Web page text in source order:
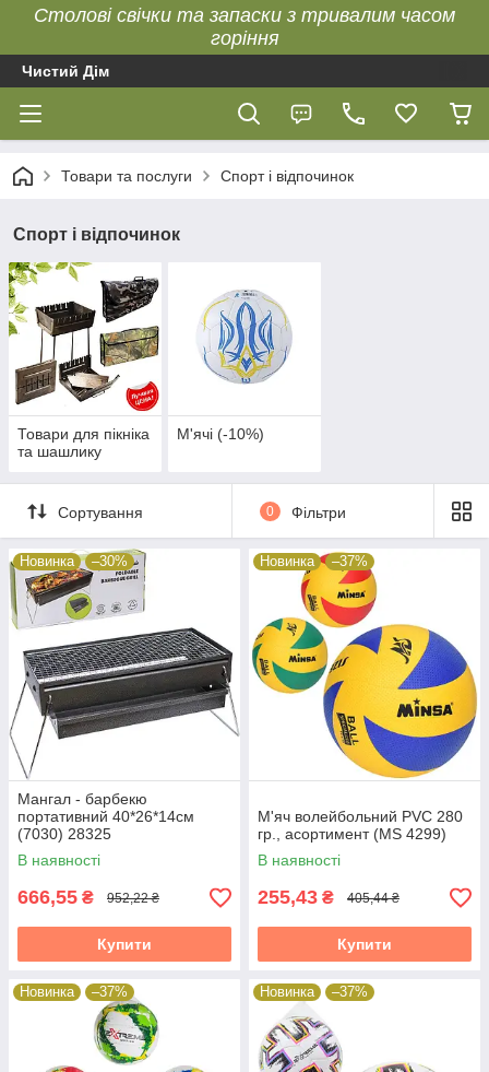
Столові свічки та запаски з тривалим часом
горіння
Чистий Дім
Товари та послуги Спорт і відпочинок
Спорт і відпочинок
Товари для пікніка
та шашлику
М'ячі (-10%)
Сортування 0 Фільтри
Новинка –30%
Мангал - барбекю
портативний 40*26*14см
(7030) 28325
В наявності
666,55 ₴ 952,22 ₴
Купити
Новинка –37%
М'яч волейбольний PVC 280
гр., асортимент (MS 4299)
В наявності
255,43 ₴ 405,44 ₴
Купити
Новинка –37% Новинка –37%